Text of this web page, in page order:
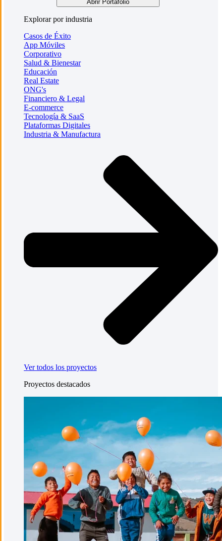
Abrir Portafolio
Explorar por industria
Casos de Éxito
App Móviles
Corporativo
Salud & Bienestar
Educación
Real Estate
ONG's
Financiero & Legal
E-commerce
Tecnología & SaaS
Plataformas Digitales
Industria & Manufactura
Ver todos los proyectos
Proyectos destacados